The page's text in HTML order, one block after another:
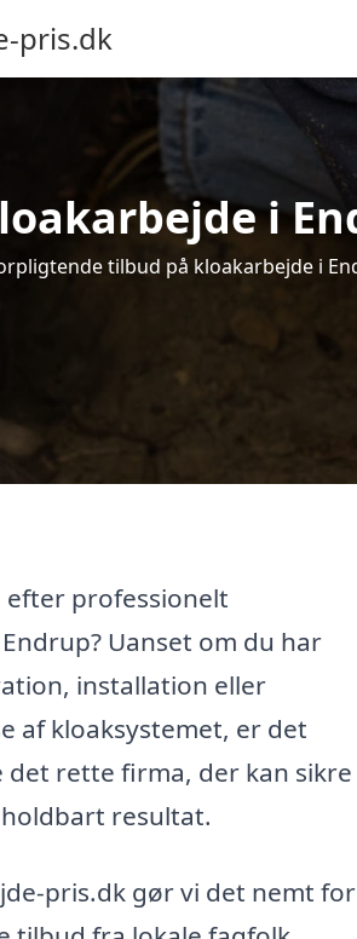
pris.dk
i
tilbud på kloakarbejde i
efter professionelt
Uanset om du har
installation eller
af kloaksystemet, er det
rette firma, der kan sikre
resultat.
pris.dk gør vi det nemt for